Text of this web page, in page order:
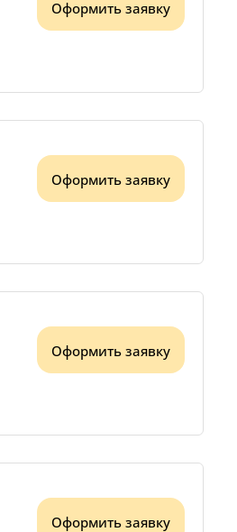
Оформить заявку
Оформить заявку
Оформить заявку
Оформить заявку